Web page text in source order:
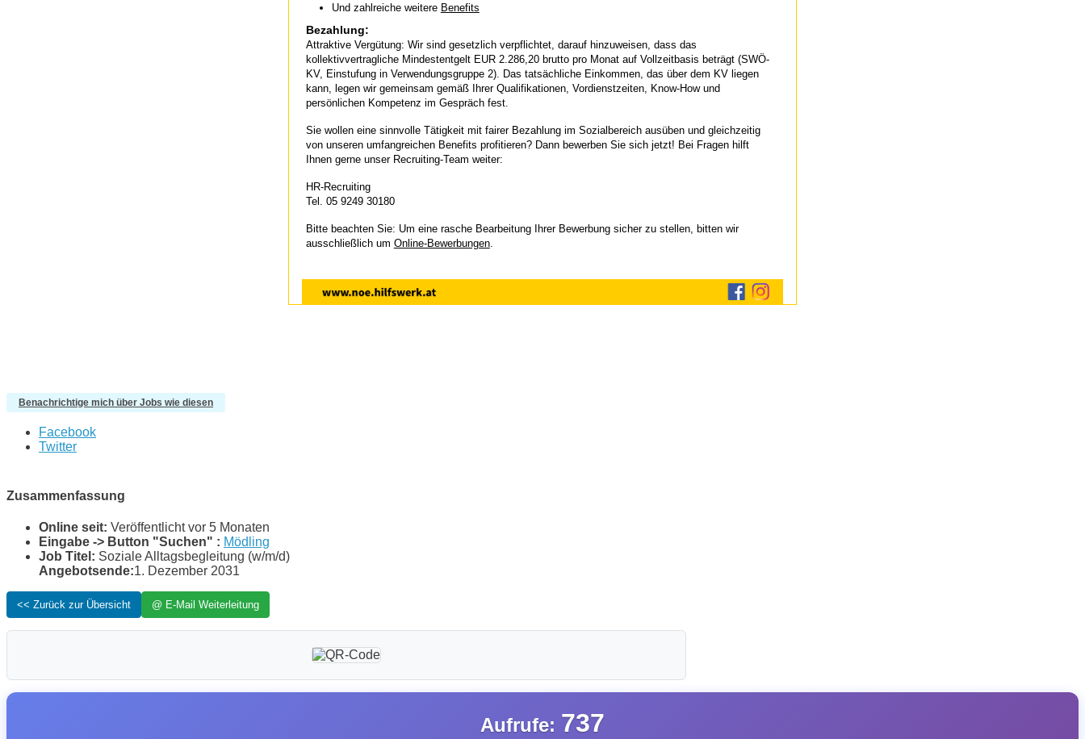
Benachrichtige mich über Jobs wie diesen
Facebook
Twitter
Zusammenfassung
Online seit: Veröffentlicht vor 5 Monaten
Eingabe -> Button "Suchen" : Mödling
Job Titel: Soziale Alltagsbegleitung (w/m/d)
Angebotsende:1. Dezember 2031
Aufrufe: 737